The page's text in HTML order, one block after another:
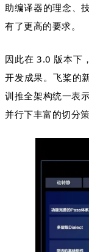
助编译器的理念、
有了更高的要求。
因此在 3.0 版本下
开发成果。飞桨的
训推全架构统一表
并行下丰富的切分